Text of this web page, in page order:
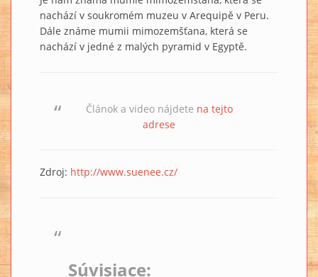
nachází v soukromém muzeu v Arequipě v Peru.
Dále známe mumii mimozemšťana, která se
nachází v jedné z malých pyramid v Egyptě.
Článok a video nájdete na tejto
adrese
Zdroj: http://www.suenee.cz/
Súvisiace: